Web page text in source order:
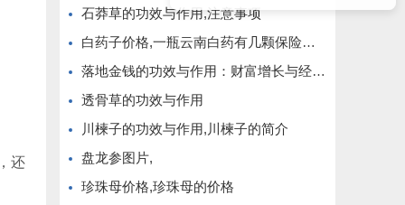
还
石莽草的功效与作用,注意事项
白药子价格,一瓶云南白药有几颗保险子啊？一瓶大概是多少钱？谢谢了！
落地金钱的功效与作用：财富增长与经济稳定
透骨草的功效与作用
川楝子的功效与作用,川楝子的简介
盘龙参图片,
珍珠母价格,珍珠母的价格